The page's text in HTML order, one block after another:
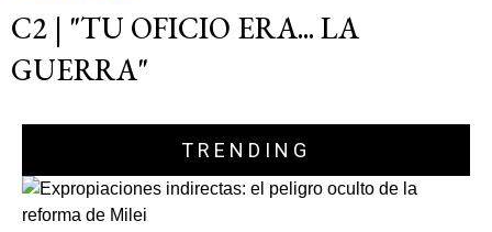
C2 | "TU OFICIO ERA... LA
GUERRA"
TRENDING